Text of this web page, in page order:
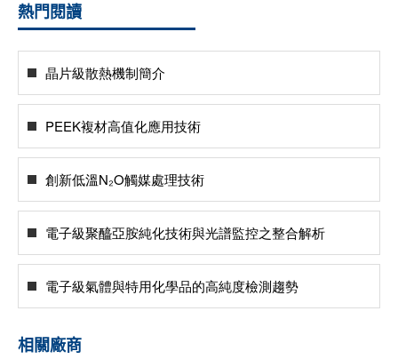
熱門閱讀
晶片級散熱機制簡介
PEEK複材高值化應用技術
創新低溫N₂O觸媒處理技術
電子級聚醯亞胺純化技術與光譜監控之整合解析
電子級氣體與特用化學品的高純度檢測趨勢
相關廠商